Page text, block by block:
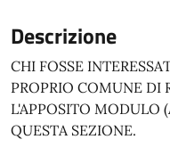
Descrizione
CHI FOSSE
PROPRIO COMUNE DI
L'APPOSITO MODULO
QUESTA SEZIONE.